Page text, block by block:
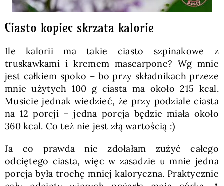
Ciasto kopiec skrzata kalorie
Ile kalorii ma takie ciasto szpinakowe z
truskawkami i kremem mascarpone? Wg mnie
jest całkiem spoko – bo przy składnikach przeze
mnie użytych 100 g ciasta ma około 215 kcal.
Musicie jednak wiedzieć, że przy podziale ciasta
na 12 porcji – jedna porcja będzie miała około
360 kcal. Co też nie jest złą wartością :)
Ja co prawda nie zdołałam zużyć całego
odciętego ciasta, więc w zasadzie u mnie jedna
porcja była trochę mniej kaloryczna. Praktycznie